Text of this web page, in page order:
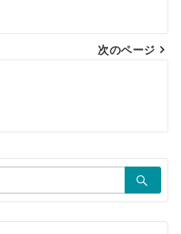
次のページ